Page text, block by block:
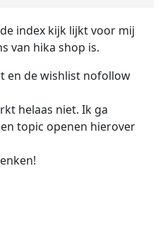
index kijk lijkt voor mij
van hika shop is.
en de wishlist nofollow
helaas niet. Ik ga
topic openen hierover